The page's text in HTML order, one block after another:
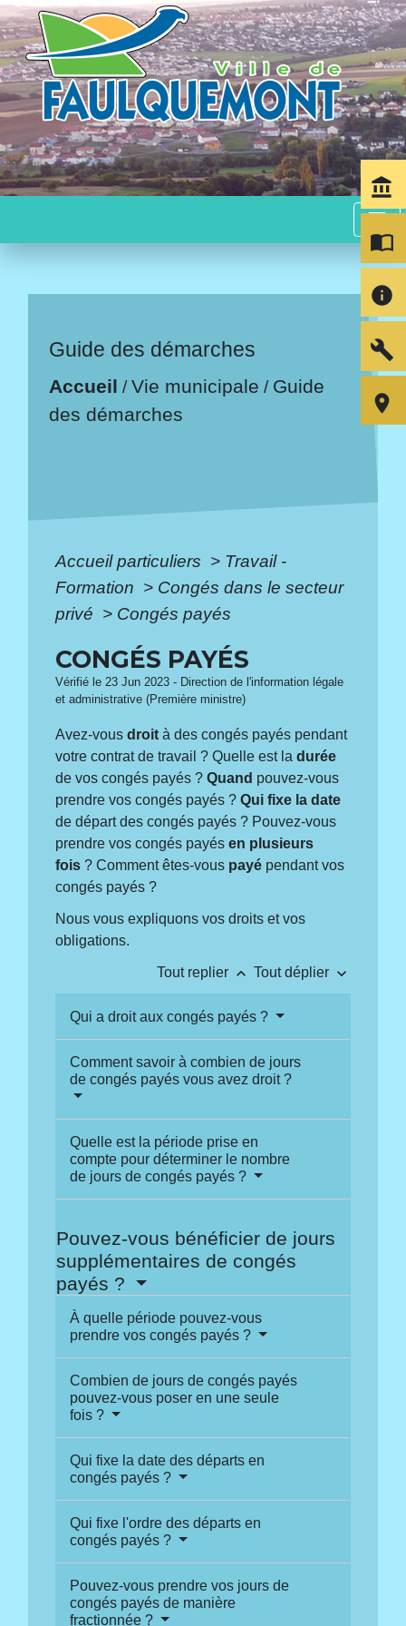
menu
Guide des démarches
Accueil /Vie municipale / Guide
des démarches
Accueil particuliers > Travail -
Formation > Congés dans le secteur
privé > Congés payés
CONGÉS PAYÉS
Vérifié le 23 Jun 2023 - Direction de l'information légale
et administrative (Première ministre)
Avez-vousdroit à des congés payés pendant
votre contrat de travail ? Quelle est ladurée
de vos congés payés ?Quand pouvez-vous
prendre vos congés payés ?Qui fixe la date
de départ des congés payés ? Pouvez-vous
prendre vos congés payésen plusieurs
fois ? Comment êtes-vous payé pendant vos
congés payés ?
Nous vous expliquons vos droits et vos
obligations.
Tout replier keyboard_arrow_up Tout déplier keyboard_arrow_down
Qui a droit aux congés payés ?
Comment savoir à combien de jours
de congés payés vous avez droit ?
Quelle est la période prise en
compte pour déterminer le nombre
de jours de congés payés ?
Pouvez-vous bénéficier de jours
supplémentaires de congés
payés ?
À quelle période pouvez-vous
prendre vos congés payés ?
Combien de jours de congés payés
pouvez-vous poser en une seule
fois ?
Qui fixe la date des départs en
congés payés ?
Qui fixe l'ordre des départs en
congés payés ?
Pouvez-vous prendre vos jours de
congés payés de manière
fractionnée ?
account_balance
import_contacts
info
build
room